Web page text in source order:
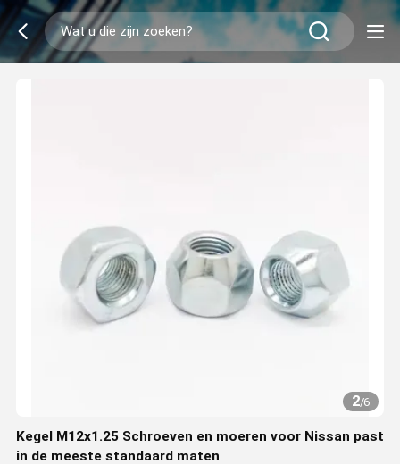
2/6
Kegel M12x1.25 Schroeven en moeren voor Nissan past
in de meeste standaard maten